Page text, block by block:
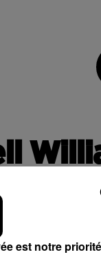
est notre priorité